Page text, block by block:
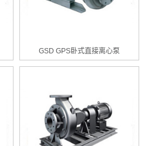
GSD GPS卧式直接离心泵